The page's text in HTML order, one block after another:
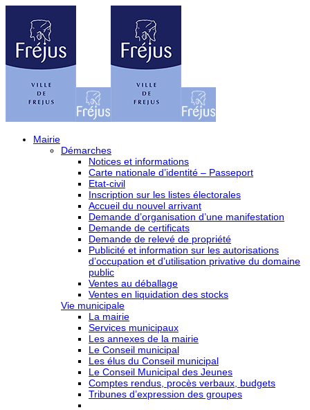
Mairie
Démarches
Notices et informations
Carte nationale d’identité – Passeport
Etat-civil
Inscription sur les listes électorales
Accueil du nouvel arrivant
Demande d’organisation d’une manifestation
Demande de certificats
Demande de relevé de propriété
Publicité et information sur les autorisations
d’occupation et d’utilisation privative du domaine
public
Ventes au déballage
Ventes en liquidation des stocks
Vie municipale
La mairie
Services municipaux
Les annexes de la mairie
Le Conseil municipal
Les élus du Conseil municipal
Le Conseil Municipal des Jeunes
Comptes rendus, procès verbaux, budgets
Tribunes d’expression des groupes